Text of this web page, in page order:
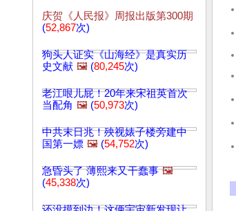
庆贺《人民报》周报出版第300期
(52,867次)
狗头人证实《山海经》是真实历
史文献 🖼️ (80,245次)
老江哏儿屁！20年来宋祖英首次
当配角 🖼️ (50,973次)
中共末日兆！殃视婊子楼旁建中
国第一嫖 🖼️ (54,752次)
急昏头了 薄熙来又干蠢事 🖼️
(45,338次)